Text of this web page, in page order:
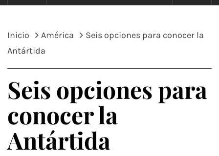
Inicio América
Seis opciones para conocer la
Antártida
Seis opciones para
conocer la
Antártida